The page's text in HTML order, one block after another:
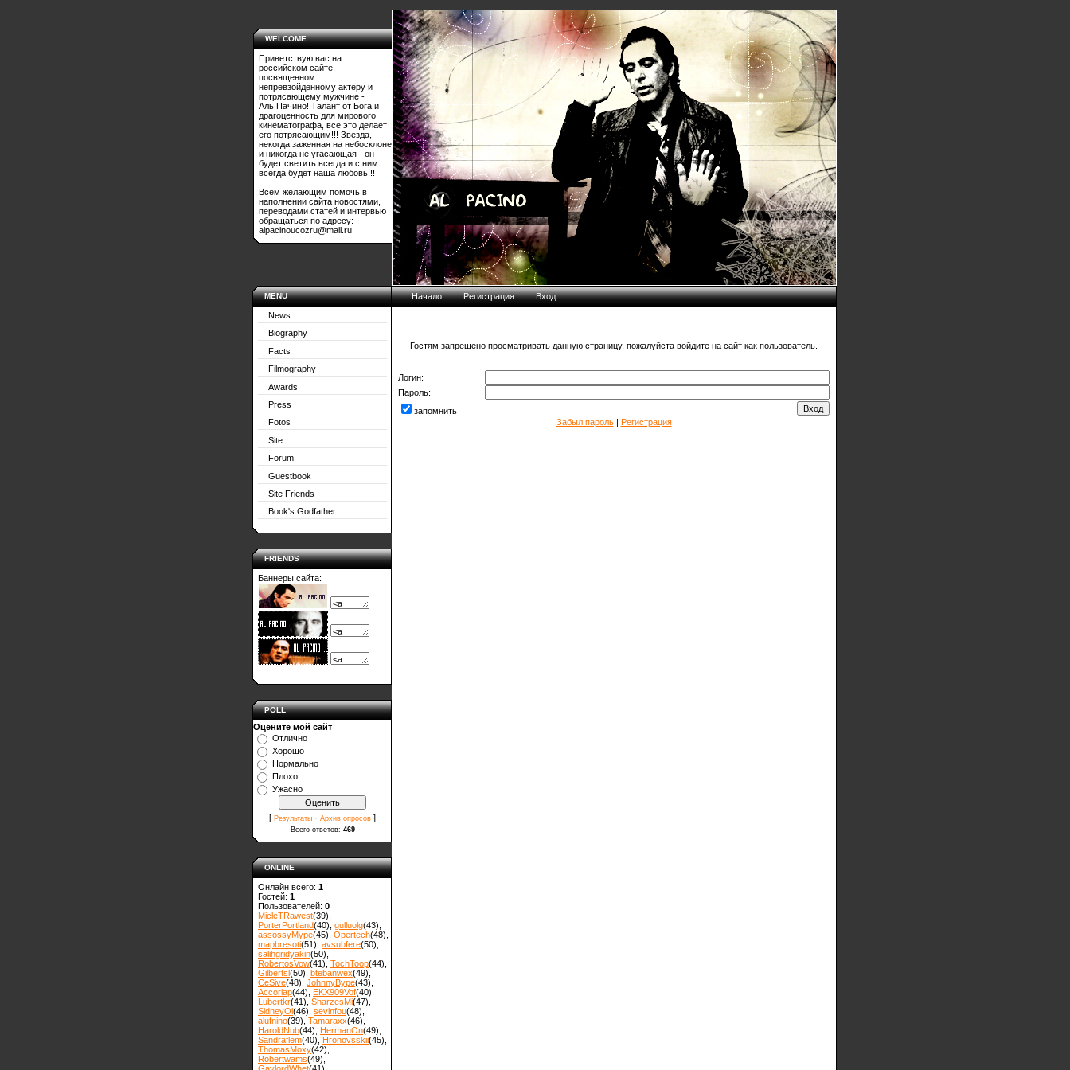
WELCOME
Приветствую вас на
российском сайте,
посвященном
непревзойденному актеру и
потрясающему мужчине -
Аль Пачино! Талант от Бога и
драгоценность для мирового
кинематографа, все это делает
его потрясающим!!! Звезда,
некогда заженная на небосклоне
и никогда не угасающая - он
будет светить всегда и с ним
всегда будет наша любовь!!!
Всем желающим помочь в
наполнении сайта новостями,
переводами статей и интервью
обращаться по адресу:
alpacinoucozru@mail.ru
MENU
News
Biography
Facts
Filmography
Awards
Press
Fotos
Site
Forum
Guestbook
Site Friends
Book's Godfather
FRIENDS
Баннеры сайта:
POLL
Оцените мой сайт
Отлично
Хорошо
Нормально
Плохо
Ужасно
[ Результаты · Архив опросов ]
Всего ответов: 469
ONLINE
Онлайн всего: 1
Гостей: 1
Пользователей: 0
MicleTRawest(39)
PorterPortland(40) gulluolg(43)
assossyMype(45) Opertech(48)
mapbresoti(51) avsubfere(50)
salihgridyakin(50)
RobertosVow(41) TochToop(44)
Gilbertsl(50) btebanwex(49)
CeSive(48) JohnnyBype(43)
Accoriap(44) EKX909Vof(40)
Lubertkr(41) SharzesMi(47)
SidneyOl(46) sevinfou(48)
alufnino(39) Tamaraxx(46)
HaroldNub(44) HermanOn(49)
Sandraflem(40) Hronovsskii(45)
ThomasMoxy(42)
Robertwams(49)
Начало Регистрация Вход
Гостям запрещено просматривать данную страницу, пожалуйста войдите на сайт как пользователь.
Логин:
Пароль:
запомнить
Забыл пароль| Регистрация